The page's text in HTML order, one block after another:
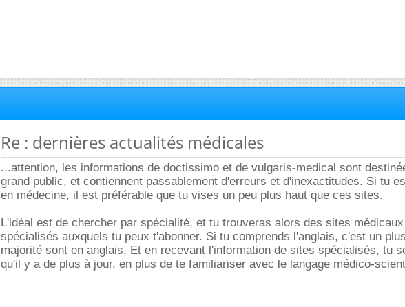
Re : dernières actualités médicales
...attention, les informations de doctissimo et de vulgaris-medical sont
grand public, et contiennent passablement d'erreurs et d'inexactitudes. Si tu
en médecine, il est préférable que tu vises un peu plus haut que ces sites.
L'idéal est de chercher par spécialité, et tu trouveras alors des sites médicaux
spécialisés auxquels tu peux t'abonner. Si tu comprends l'anglais, c'est un
majorité sont en anglais. Et en recevant l'information de sites spécialisés, tu
qu'il y a de plus à jour, en plus de te familiariser avec le langage médico-